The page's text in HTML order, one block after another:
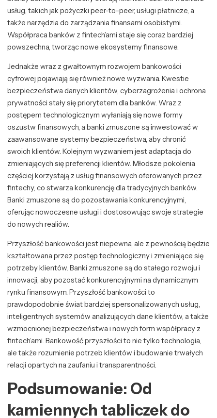
usług, takich jak pożyczki peer-to-peer, usługi płatnicze, a
także narzędzia do zarządzania finansami osobistymi.
Współpraca banków z fintech’ami staje się coraz bardziej
powszechna, tworząc nowe ekosystemy finansowe.
Jednakże wraz z gwałtownym rozwojem bankowości
cyfrowej pojawiają się również nowe wyzwania. Kwestie
bezpieczeństwa danych klientów, cyberzagrożenia i ochrona
prywatności stały się priorytetem dla banków. Wraz z
postępem technologicznym wyłaniają się nowe formy
oszustw finansowych, a banki zmuszone są inwestować w
zaawansowane systemy bezpieczeństwa, aby chronić
swoich klientów. Kolejnym wyzwaniem jest adaptacja do
zmieniających się preferencji klientów. Młodsze pokolenia
częściej korzystają z usług finansowych oferowanych przez
fintechy, co stwarza konkurencję dla tradycyjnych banków.
Banki zmuszone są do pozostawania konkurencyjnymi,
oferując nowoczesne usługi i dostosowując swoje strategie
do nowych realiów.
Przyszłość bankowości jest niepewna, ale z pewnością będzie
kształtowana przez postęp technologiczny i zmieniające się
potrzeby klientów. Banki zmuszone są do stałego rozwoju i
innowacji, aby pozostać konkurencyjnymi na dynamicznym
rynku finansowym. Przyszłość bankowości to
prawdopodobnie świat bardziej spersonalizowanych usług,
inteligentnych systemów analizujących dane klientów, a także
wzmocnionej bezpieczeństwa i nowych form współpracy z
fintech’ami. Bankowość przyszłości to nie tylko technologia,
ale także rozumienie potrzeb klientów i budowanie trwałych
relacji opartych na zaufaniu i transparentności.
Podsumowanie: Od
kamiennych tabliczek do